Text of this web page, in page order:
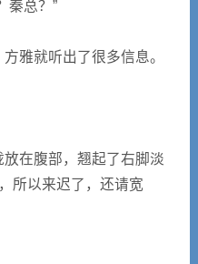
秦总？”
雅就听出了很多信息。
在腹部，翘起了右脚淡
所以来迟了，还请宽